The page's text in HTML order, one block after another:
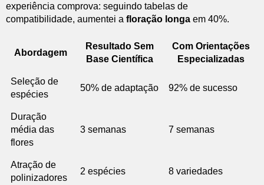
experiência comprova: seguindo tabelas de
compatibilidade, aumentei a floração longa em 40%.
Abordagem
Resultado Sem
Base Científica
Com Orientações
Especializadas
Seleção de
espécies
50% de adaptação 92% de sucesso
Duração
média das
flores
3 semanas 7 semanas
Atração de
polinizadores
2 espécies 8 variedades